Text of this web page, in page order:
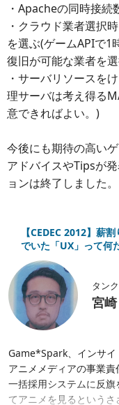
・Apacheの同時接
・クラウド業者選択
を選ぶ(ゲームAPIで1
復旧が可能な業者を
・サーバリソースを
理サーバは考え得る
意できればよい。)
今後にも期待の高い
アドバイスやTipsが
ョンは終了しました。
【CEDEC 2012】薪
でいた「UX」って何
タン
宮
Game*Spark、インサ
アニメメディアの事業
一括採用システムに反
てアニメを見るという